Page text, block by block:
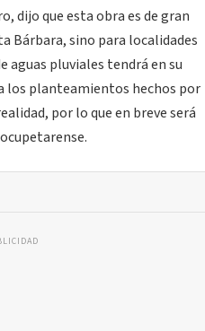
dijo que esta obra es de gran
Bárbara, sino para localidades
aguas pluviales tendrá en su
los planteamientos hechos por
por lo que en breve será